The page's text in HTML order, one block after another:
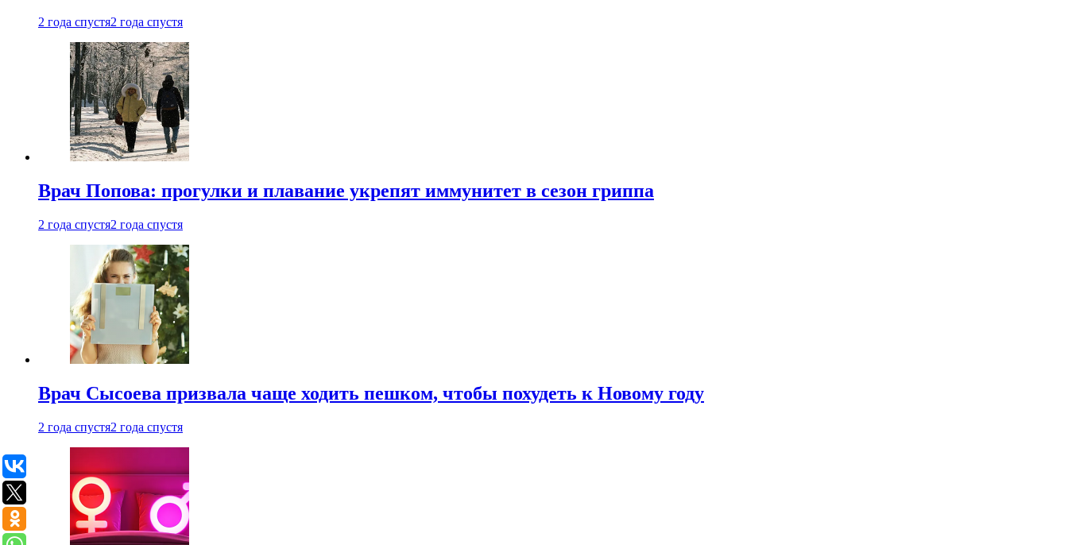
2 года спустя2 года спустя
Врач Попова: прогулки и плавание укрепят иммунитет в сезон гриппа
2 года спустя2 года спустя
Врач Сысоева призвала чаще ходить пешком, чтобы похудеть к Новому году
2 года спустя2 года спустя